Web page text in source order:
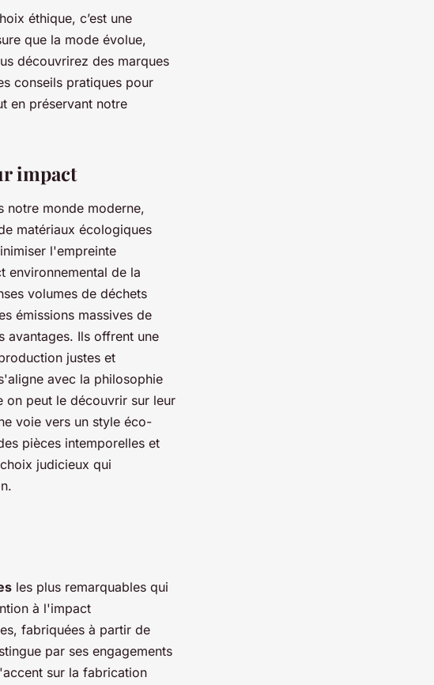
éthique, c’est une
que la mode évolue,
découvrirez des marques
conseils pratiques pour
en préservant notre
impact
notre monde moderne,
matériaux écologiques
l'empreinte
environnemental de la
volumes de déchets
émissions massives de
avantages. Ils offrent une
justes et
avec la philosophie
on peut le découvrir sur leur
voie vers un style éco-
pièces intemporelles et
judicieux qui
les plus remarquables qui
à l'impact
fabriquées à partir de
par ses engagements
sur la fabrication